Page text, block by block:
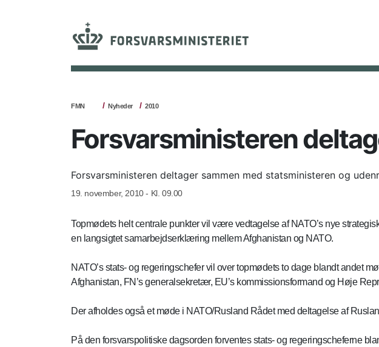
FMN Nyheder 2010
Forsvarsministeren
Forsvarsministeren deltager sammen med statsministeren og
19. november, 2010 - Kl. 09.00
Topmødets helt centrale punkter vil være vedtagelse af NATO’s nye
en langsigtet samarbejdserklæring mellem Afghanistan og NATO.
NATO’s stats- og regeringschefer vil over topmødets to dage blandt andet
Afghanistan, FN’s generalsekretær, EU’s kommissionsformand og Høje
Der afholdes også et møde i NATO/Rusland Rådet med deltagelse af
På den forsvarspolitiske dagsorden forventes stats- og regeringscheferne